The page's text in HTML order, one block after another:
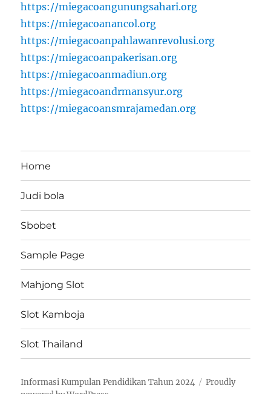
https://miegacoangunungsahari.org
https://miegacoanancol.org
https://miegacoanpahlawanrevolusi.org
https://miegacoanpakerisan.org
https://miegacoanmadiun.org
https://miegacoandrmansyur.org
https://miegacoansmrajamedan.org
Home
Judi bola
Sbobet
Sample Page
Mahjong Slot
Slot Kamboja
Slot Thailand
Informasi Kumpulan Pendidikan Tahun 2024
Proudly